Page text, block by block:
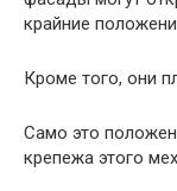
крайние
Кроме того, они
Само это
крепежа этого